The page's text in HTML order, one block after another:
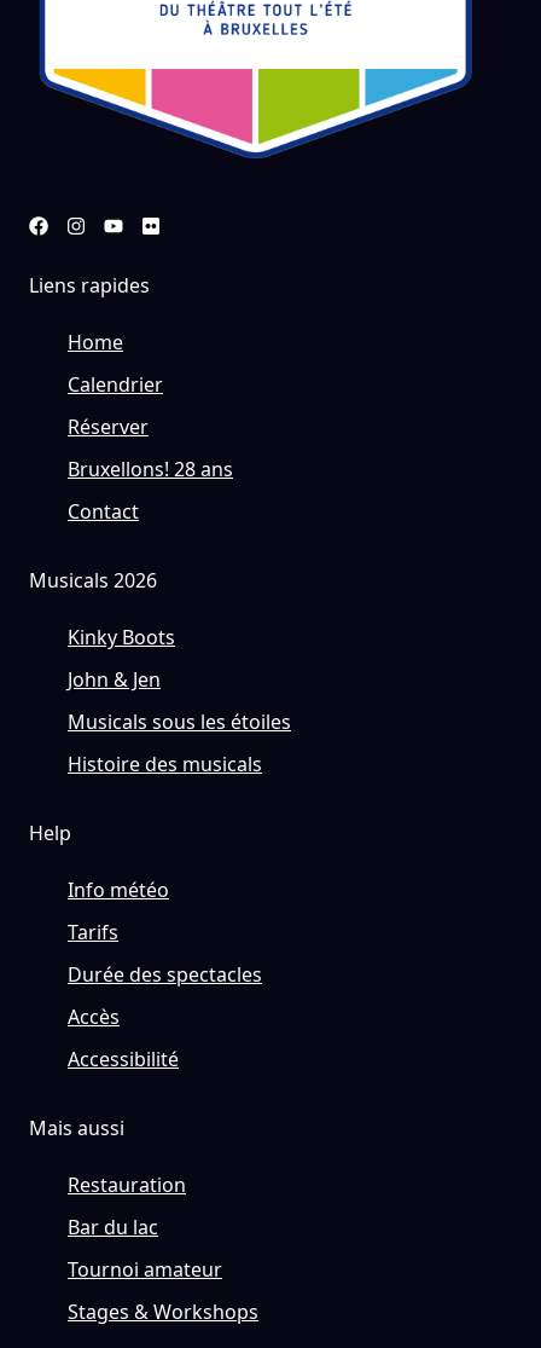
Liens rapides
Home
Calendrier
Réserver
Bruxellons! 28 ans
Contact
Musicals 2026
Kinky Boots
John & Jen
Musicals sous les étoiles
Histoire des musicals
Help
Info météo
Tarifs
Durée des spectacles
Accès
Accessibilité
Mais aussi
Restauration
Bar du lac
Tournoi amateur
Stages & Workshops